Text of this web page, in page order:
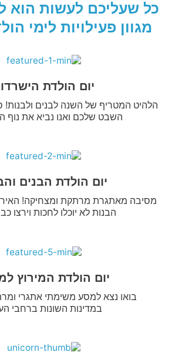
כל שעליכם לעשות הוא
מגוון פעילויות לימי
יום הולדת
הלהיט המטריף של השנה לבנים ולבנות!
השבט שלכם ואנו נביא את נוף
יום הולדת הבנים
מסיבה מאתגרת מרתקת ומצחיקה!
הבנות לא יוכלו לחכות וירצו
יום הולדת המירוץ
בואו נצא למסע משימתי אתגרי
במדינות השונות ברחבי